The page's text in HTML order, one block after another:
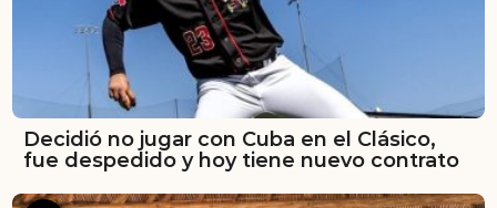
Decidió no jugar con Cuba en el Clásico,
fue despedido y hoy tiene nuevo contrato